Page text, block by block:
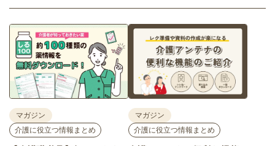
マガジン
介護に役立つ情報まとめ
マガジン
介護に役立つ情報まとめ